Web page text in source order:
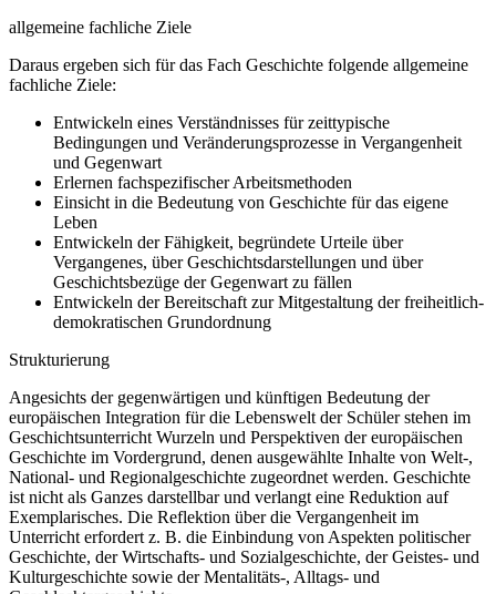
allgemeine fachliche Ziele
Daraus ergeben sich für das Fach Geschichte folgende allgemeine
fachliche Ziele:
Entwickeln eines Verständnisses für zeittypische
Bedingungen und Veränderungsprozesse in Vergangenheit
und Gegenwart
Erlernen fachspezifischer Arbeitsmethoden
Einsicht in die Bedeutung von Geschichte für das eigene
Leben
Entwickeln der Fähigkeit, begründete Urteile über
Vergangenes, über Geschichtsdarstellungen und über
Geschichtsbezüge der Gegenwart zu fällen
Entwickeln der Bereitschaft zur Mitgestaltung der freiheitlich-
demokratischen Grundordnung
Strukturierung
Angesichts der gegenwärtigen und künftigen Bedeutung der
europäischen Integration für die Lebenswelt der Schüler stehen im
Geschichtsunterricht Wurzeln und Perspektiven der europäischen
Geschichte im Vordergrund, denen ausgewählte Inhalte von Welt-,
National- und Regionalgeschichte zugeordnet werden. Geschichte
ist nicht als Ganzes darstellbar und verlangt eine Reduktion auf
Exemplarisches. Die Reflektion über die Vergangenheit im
Unterricht erfordert z. B. die Einbindung von Aspekten politischer
Geschichte, der Wirtschafts- und Sozialgeschichte, der Geistes- und
Kulturgeschichte sowie der Mentalitäts-, Alltags- und